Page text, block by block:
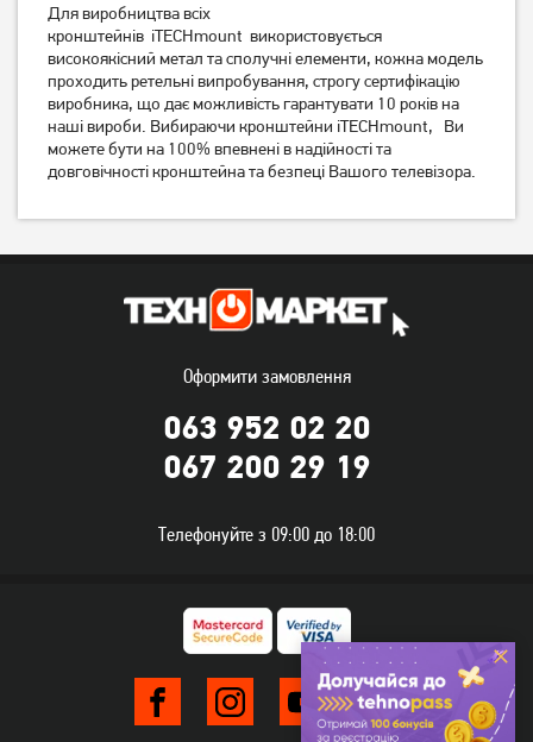
Кронштейн ITech PTRB-77
3 199грн
Кронштейн ITech PTRB44
1 249грн
Кронштейн ITech PTRB49
Кронштейн ElectricLight
КБ-60М
379грн
Для виробництва всіх
кронштейнів iTECHmount використовується
високоякісний метал та сполучні елементи, кожна модель
проходить ретельні випробування, строгу сертифікацію
виробника, що дає можливістьгарантувати 10 роківна
наші вироби. Вибираючи кронштейни iTECHmount,
Ви
можете бути на 100% впевнені в надійності та
довговічності кронштейна та безпеці Вашого телевізора.
Оформити замовлення
063 952 02 20
067 200 29 19
Телефонуйте з 09:00 до 18:00